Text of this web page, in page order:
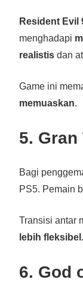
Resident Evil
menghadapi
realistis dan
Game ini
memuaskan.
5.
Bagi
PS5. Pemain
Transisi antar
lebih fleksibel .
6. God